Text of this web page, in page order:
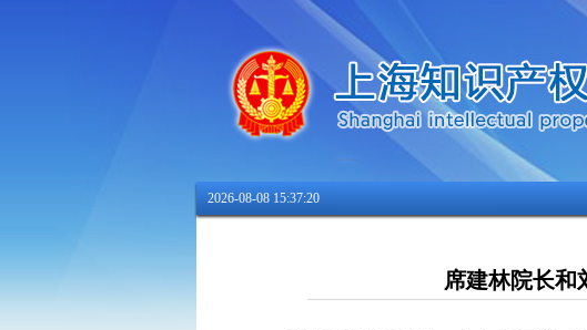
2026-08-08 15:37:21
席建林院长和